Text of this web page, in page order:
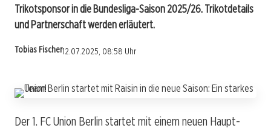
Trikotsponsor in die Bundesliga-Saison 2025/26. Trikotdetails
und Partnerschaft werden erläutert.
Tobias Fischer12.07.2025, 08:58 Uhr
Der 1. FC Union Berlin startet mit einem neuen Haupt-